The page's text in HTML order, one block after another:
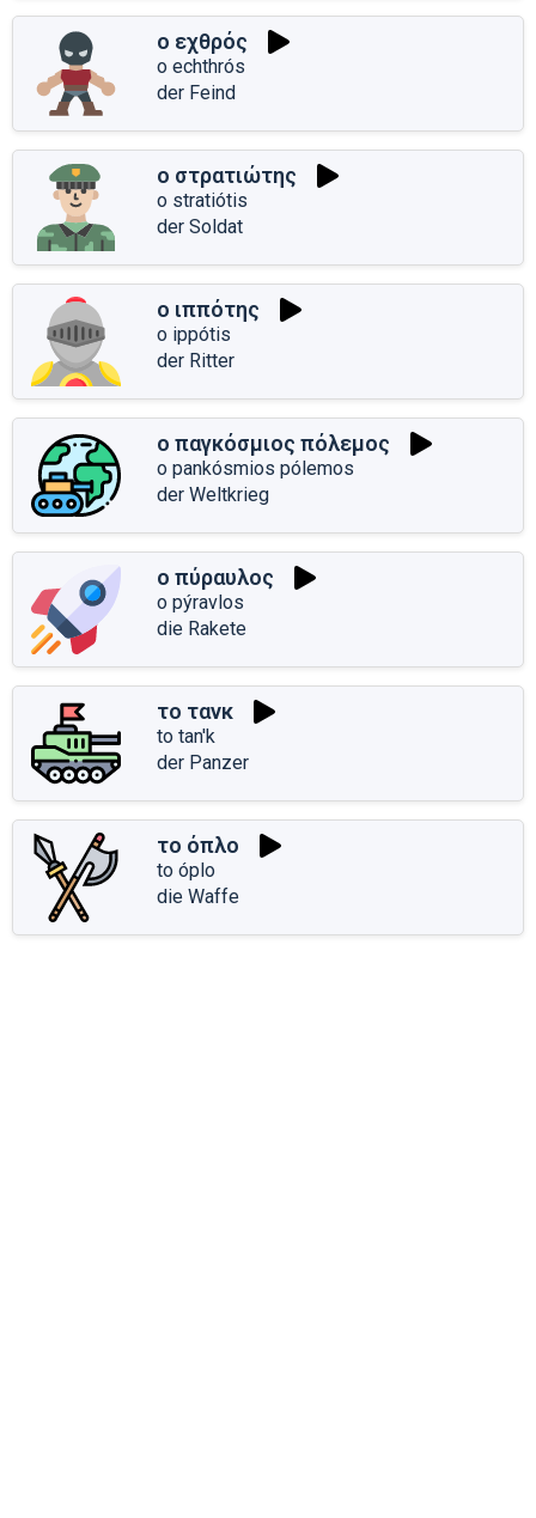
ο εχθρός
o echthrós
der Feind
ο στρατιώτης
o stratiótis
der Soldat
ο ιππότης
o ippótis
der Ritter
ο παγκόσμιος πόλεμος
o pankósmios pólemos
der Weltkrieg
ο πύραυλος
o pýravlos
die Rakete
το τανκ
to tan'k
der Panzer
το όπλο
to óplo
die Waffe